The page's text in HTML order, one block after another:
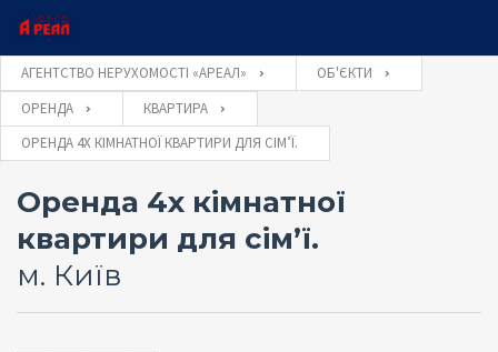
Ім'я користувача
Забули
АГЕНТСТВО НЕРУХОМОСТІ «АРЕАЛ»
ОБ'ЄКТИ
ОРЕНДА
КВАРТИРА
ОРЕНДА 4Х КІМНАТНОЇ КВАРТИРИ ДЛЯ СІМ’Ї.
Оренда 4х кімнатної
квартири для сім’ї.
м. Київ
Закажите обратный звонок и наш
Оставьте заявку и наш консультант свяжется